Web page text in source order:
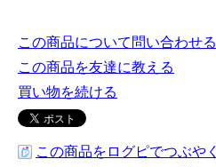
この商品について問い合わせる
この商品を友達に教える
買い物を続ける
この商品をログピでつぶやく